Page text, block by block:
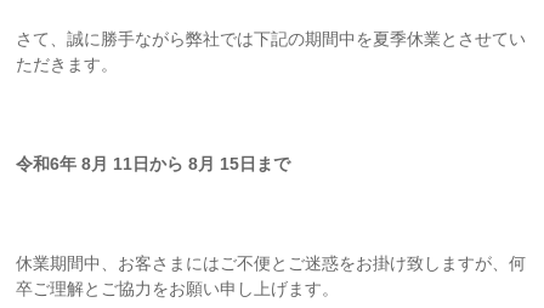
さて、誠に勝手ながら弊社では下記の期間中を夏季休業とさせてい
ただきます。
令和6年 8月 11日から 8月 15日まで
休業期間中、お客さまにはご不便とご迷惑をお掛け致しますが、何
卒ご理解とご協力をお願い申し上げます。